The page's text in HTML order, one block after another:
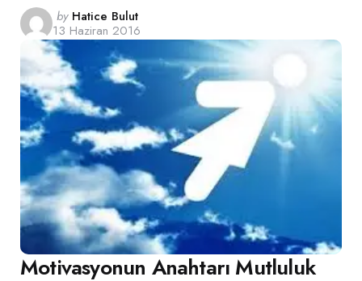
Posted
by
by Hatice Bulut
13 Haziran 2016
Motivasyonun Anahtarı Mutluluk